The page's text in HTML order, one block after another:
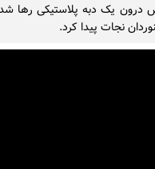
درون یک دبه پلاستیکی رها
نجات پیدا کرد.